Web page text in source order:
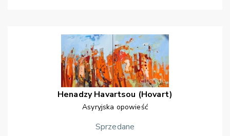
Henadzy Havartsou (Hovart)
Asyryjska opowieść
Sprzedane